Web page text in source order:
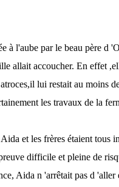
à l'aube par le beau père d
allait accoucher. En effet
lui restait au moins
les travaux de la
et les frères étaient tous
difficile et pleine de
Aida n 'arrêtait pas d